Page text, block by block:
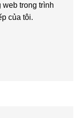
web trong trình
của tôi.